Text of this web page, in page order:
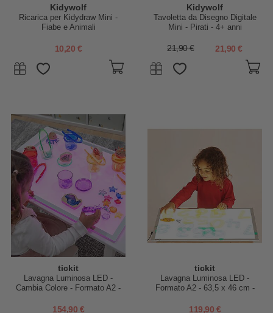
Kidywolf
Ricarica per Kidydraw Mini -
Fiabe e Animali
10,20 €
Kidywolf
Tavoletta da Disegno Digitale
Mini - Pirati - 4+ anni
21,90 € 21,90 €
tickit
Lavagna Luminosa LED -
Cambia Colore - Formato A2 -
Divertimento e la Conoscenza
154,90 €
tickit
Lavagna Luminosa LED -
Formato A2 - 63,5 x 46 cm -
Conoscenza Sensoriale
119,90 €